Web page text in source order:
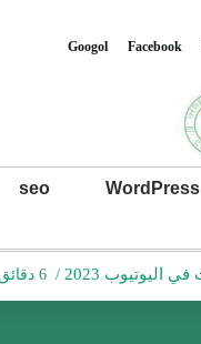
Googol Facebook
WordPress
seo
/